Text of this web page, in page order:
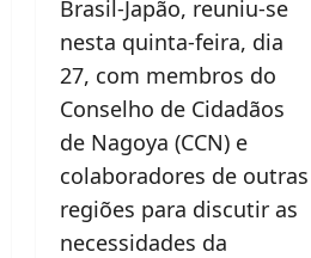
Brasil-Japão, reuniu-se
nesta quinta-feira, dia
27, com membros do
Conselho de Cidadãos
de Nagoya (CCN) e
colaboradores de outras
regiões para discutir as
necessidades da